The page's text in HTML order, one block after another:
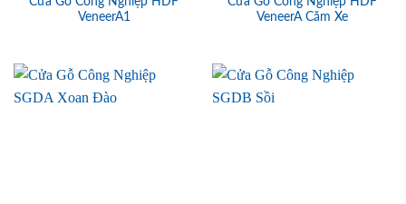
VeneerA1
VeneerA Căm Xe